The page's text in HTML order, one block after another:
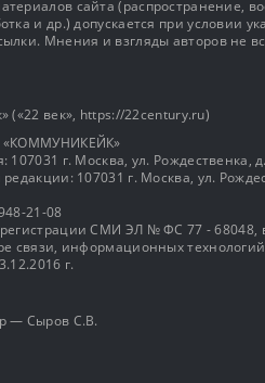
сайта (распространение,
и др.) допускается при условии
Мнения и взгляды авторов не
(«22 век», https://22century.ru)
«КОММУНИКЕЙК»
107031 г. Москва, ул. Рождественка,
107031 г. Москва, ул.
21-08
регистрации СМИ ЭЛ № ФС 77 - 68048,
связи, информационных
г.
— Сыров С.В.